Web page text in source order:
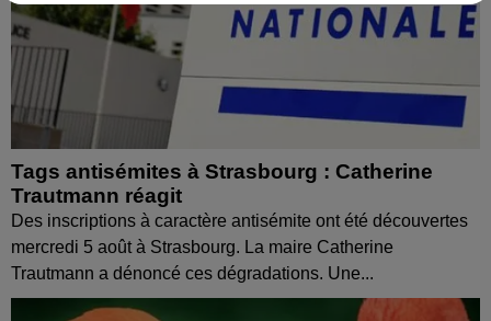
Tags antisémites à Strasbourg : Catherine
Trautmann réagit
Des inscriptions à caractère antisémite ont été découvertes
mercredi 5 août à Strasbourg. La maire Catherine
Trautmann a dénoncé ces dégradations. Une...